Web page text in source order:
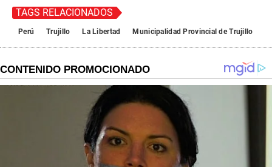
TAGS RELACIONADOS
Perú Trujillo La Libertad Municipalidad Provincial de Trujillo